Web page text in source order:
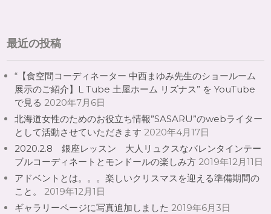
最近の投稿
“【食空間コーディネーター 中西まゆみ先生のショールーム
展示のご紹介】L Tube 土屋ホーム リズナス” を YouTube
で見る 2020年7月6日
北海道女性のためのお役立ち情報”SASARU”のwebライター
として活動させていただきます 2020年4月17日
2020.2.8 銀座レッスン 大人リュクスなバレンタインテー
ブルコーディネートとモンドールの楽しみ方 2019年12月11日
アドベントとは。。。楽しいクリスマスを迎える準備期間の
こと。
2019年12月1日
ギャラリーページに写真追加しました 2019年6月3日